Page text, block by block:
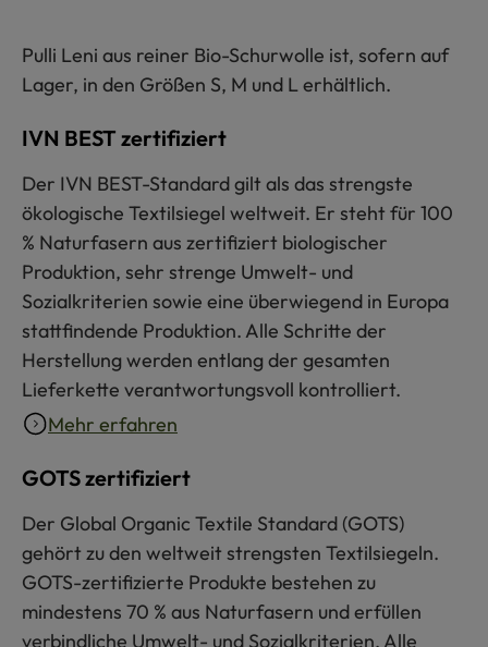
Pulli Leni aus reiner Bio-Schurwolle ist, sofern auf
Lager, in den Größen S, M und L erhältlich.
IVN BEST zertifiziert
Der IVN BEST-Standard gilt als das strengste
ökologische Textilsiegel weltweit. Er steht für 100
% Naturfasern aus zertifiziert biologischer
Produktion, sehr strenge Umwelt- und
Sozialkriterien sowie eine überwiegend in Europa
stattfindende Produktion. Alle Schritte der
Herstellung werden entlang der gesamten
Lieferkette verantwortungsvoll kontrolliert.
Mehr erfahren
GOTS zertifiziert
Der Global Organic Textile Standard (GOTS)
gehört zu den weltweit strengsten Textilsiegeln.
GOTS-zertifizierte Produkte bestehen zu
mindestens 70 % aus Naturfasern und erfüllen
verbindliche Umwelt- und Sozialkriterien. Alle